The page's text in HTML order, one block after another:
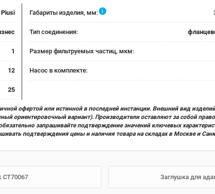
Piusi Габариты изделия, мм: i
Тип соединения:
1 Размер фильтруемых частиц, мкм:
12 Насос в комплекте:
25
офертой или истинной в последней инстанции. Внешний вид
ориентировочный вариант). Производители оставляют за собой
запрашивайте подтверждение значений ключевых
подтверждения цены и наличия товара на складах в Москве и
CT70067 Заглушка для